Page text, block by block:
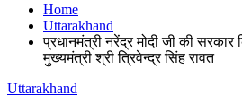
Home
Uttarakhand
प्रधानमंत्री नरेंद्र मोदी जी की
मुख्यमंत्री श्री त्रिवेन्द्र सिंह रावत
Uttarakhand